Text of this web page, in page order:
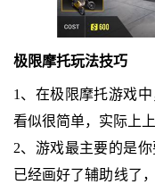
极限摩托玩法技巧
1、在极限摩托游戏
看似很简单，实际上
2、游戏最主要的是
已经画好了辅助线了